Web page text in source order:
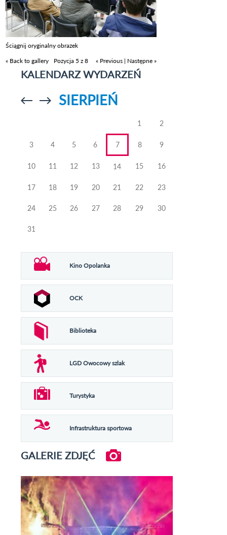
Ściągnij oryginalny obrazek
« Back to gallery
Pozycja 5 z 8 « Previous | Następne »
KALENDARZ WYDARZEŃ
Przejdź doPrzejdź do
SIERPIEŃ
1 2
3 4 5 6 7 8 9
10 11 12 13 14 15 16
17 18 19 20 21 22 23
24 25 26 27 28 29 30
31
Kino Opolanka
OCK
Biblioteka
LGD Owocowy szlak
Turystyka
Infrastruktura sportowa
GALERIE ZDJĘĆ